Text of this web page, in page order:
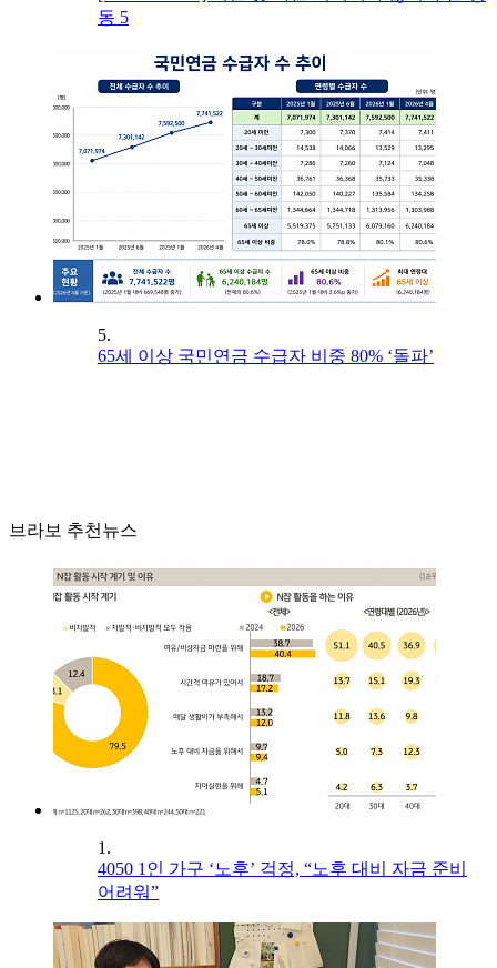
동 5
5.
65세 이상 국민연금 수급자 비중 80% ‘돌파’
브라보 추천뉴스
1.
4050 1인 가구 ‘노후’ 걱정, “노후 대비 자금 준비
어려워”